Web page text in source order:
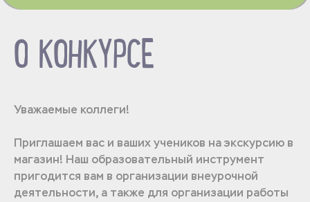
О КОНКУРСЕ
Уважаемые коллеги!
Приглашаем вас и ваших учеников на экскурсию в
магазин! Наш образовательный инструмент
пригодится вам в организации внеурочной
деятельности, а также для организации работы